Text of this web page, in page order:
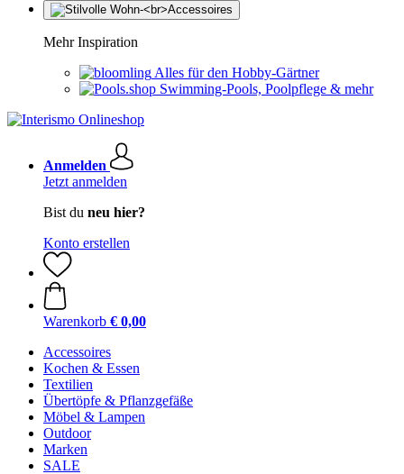
Mehr Inspiration
Alles für den Hobby-Gärtner
Swimming-Pools, Poolpflege & mehr
Anmelden
Jetzt anmelden
Bist du neu hier?
Konto erstellen
Warenkorb € 0,00
Accessoires
Kochen & Essen
Textilien
Übertöpfe & Pflanzgefäße
Möbel & Lampen
Outdoor
Marken
SALE